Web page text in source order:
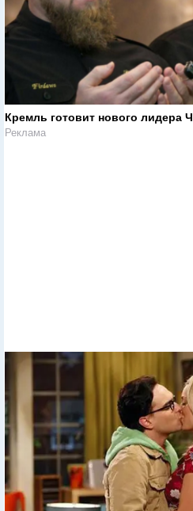
Кремль готовит нового лидера
Реклама